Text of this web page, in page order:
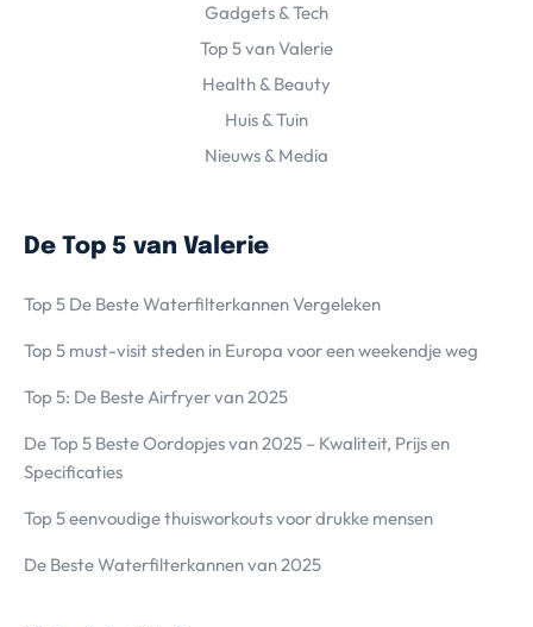
Gadgets & Tech
Top 5 van Valerie
Health & Beauty
Huis & Tuin
Nieuws & Media
De Top 5 van Valerie
Top 5 De Beste Waterfilterkannen Vergeleken
Top 5 must-visit steden in Europa voor een weekendje weg
Top 5: De Beste Airfryer van 2025
De Top 5 Beste Oordopjes van 2025 – Kwaliteit, Prijs en
Specificaties
Top 5 eenvoudige thuisworkouts voor drukke mensen
De Beste Waterfilterkannen van 2025